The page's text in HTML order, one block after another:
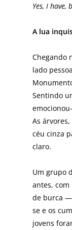
Yes, I have,
A lua
Chegando
lado
Sentindo
As
céu cinza
claro.
Um grupo
antes,
de burca —
se e os
jovens